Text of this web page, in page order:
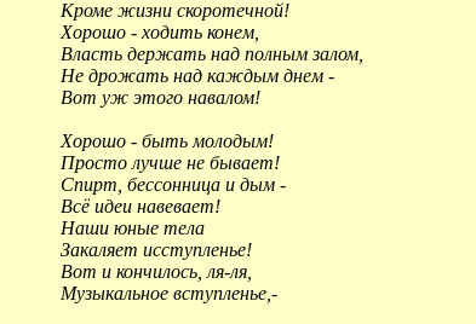
Кроме жизни скоротечной!
Хорошо - ходить конем,
Власть держать над полным залом,
Не дрожать над каждым днем -
Вот уж этого навалом!
Хорошо - быть молодым!
Просто лучше не бывает!
Спирт, бессонница и дым -
Всё идеи навевает!
Наши юные тела
Закаляет исступленье!
Вот и кончилось, ля-ля,
Музыкальное вступленье,-